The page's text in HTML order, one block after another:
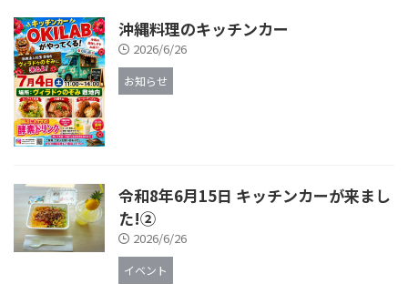
沖縄料理のキッチンカー
2026/6/26
お知らせ
令和8年6月15日 キッチンカーが来まし
た!②
2026/6/26
イベント